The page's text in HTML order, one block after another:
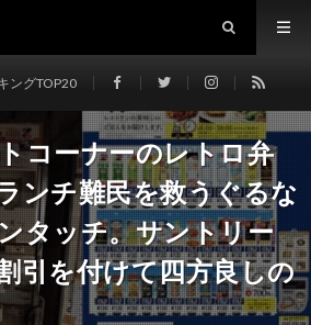
ングTOP20
コーナーのレトロ弁
ンチ難民を救うぐるな
タッチ。サントリー
引を付けて四方良しの